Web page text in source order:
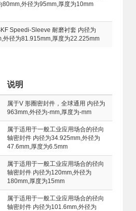
80mm,外径为95mm,厚度为10mm
Speedi-Sleeve 耐磨衬套 内径为
外径为81.915mm,厚度为22.225mm
说明
属于V 形圈密封件，全球通用 内径为
963mm,外径为-mm,厚度为-mm
属于适用于一般工业应用场合的径向
轴密封件 内径为34.925mm,外径为
47.6mm,厚度为6.5mm
属于适用于一般工业应用场合的径向
轴密封件 内径为120mm,外径为
180mm,厚度为15mm
属于适用于一般工业应用场合的径向
轴密封件 内径为101.6mm,外径为